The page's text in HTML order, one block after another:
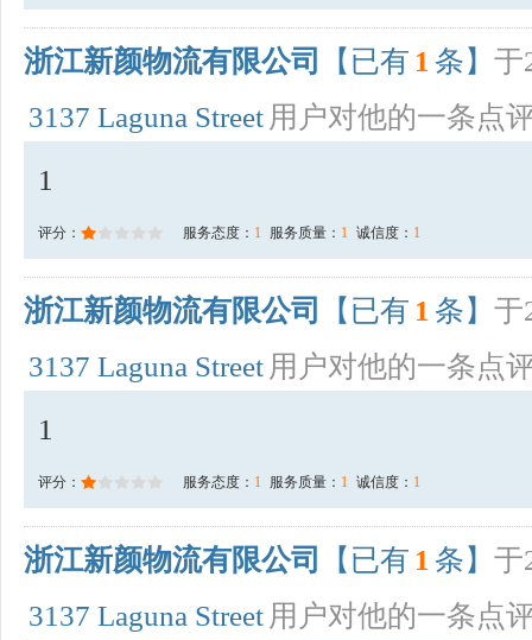
浙江新颜物流有限公司 【已有 1 条】 于
3137 Laguna Street 用户对他的一条点
1
评分： 服务态度： 1 服务质量： 1 诚信度： 1
浙江新颜物流有限公司 【已有 1 条】 于
3137 Laguna Street 用户对他的一条点
1
评分： 服务态度： 1 服务质量： 1 诚信度： 1
浙江新颜物流有限公司 【已有 1 条】 于
3137 Laguna Street 用户对他的一条点